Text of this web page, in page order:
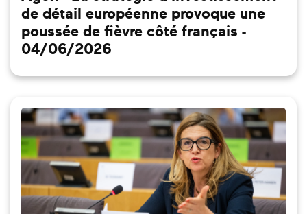
de détail européenne provoque une
poussée de fièvre côté français -
04/06/2026